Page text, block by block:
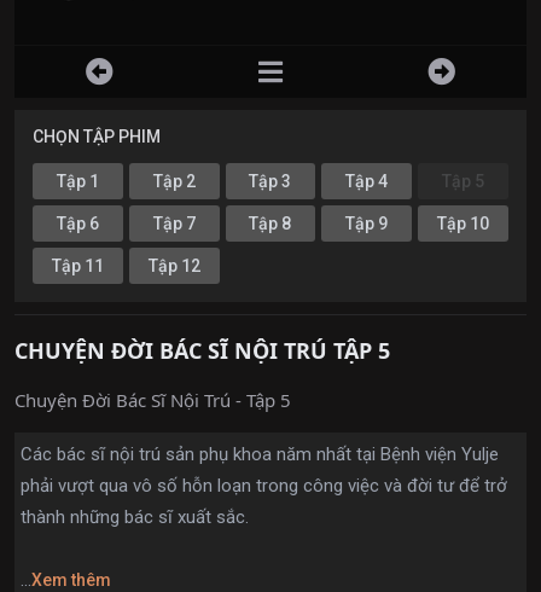
CHỌN TẬP PHIM
Tập 1 Tập 2 Tập 3 Tập 4 Tập 5
Tập 6 Tập 7 Tập 8 Tập 9 Tập 10
Tập 11 Tập 12
CHUYỆN ĐỜI BÁC SĨ NỘI TRÚ TẬP 5
Chuyện Đời Bác Sĩ Nội Trú - Tập 5
Các bác sĩ nội trú sản phụ khoa năm nhất tại Bệnh viện Yulje
phải vượt qua vô số hỗn loạn trong công việc và đời tư để trở
thành những bác sĩ xuất sắc.
...Xem thêm